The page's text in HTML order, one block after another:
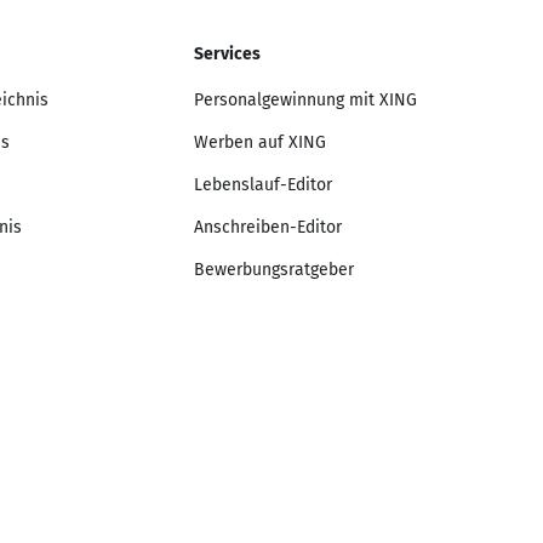
Services
Personalgewinnung mit XING
Werben auf XING
Lebenslauf-Editor
Anschreiben-Editor
Bewerbungsratgeber